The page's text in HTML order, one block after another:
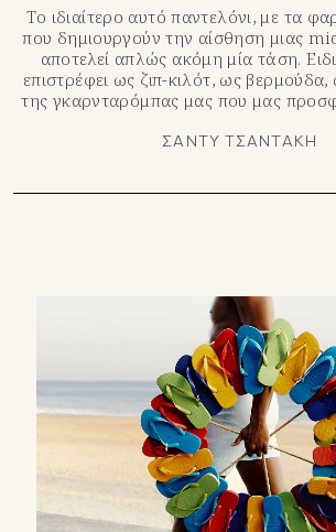
Το ιδιαίτερο αυτό παντελόνι, με τα
που δημιουργούν την αίσθηση μιας
αποτελεί απλώς ακόμη μία τάση.
επιστρέφει ως ζιπ-κιλότ, ως
της γκαρνταρόμπας μας που μας
ΣΑΝΤΥ ΤΣΑΝΤΑΚΗ